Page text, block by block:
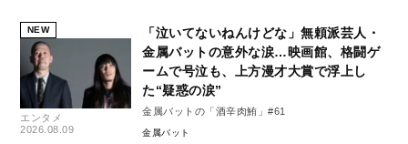
NEW
エンタメ
2026.08.09
「泣いてないねんけどな」無頼派芸人・
金属バットの意外な涙…映画館、格闘ゲ
ームで号泣も、上方漫才大賞で浮上し
た“疑惑の涙”
金属バットの「酒辛肉鮪」#61
金属バット